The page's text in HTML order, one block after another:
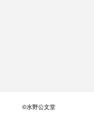
©水野公文堂